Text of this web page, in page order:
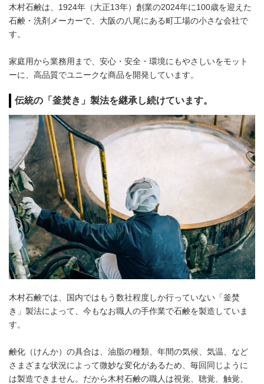
木村石鹸は、1924年（大正13年）創業の2024年に100歳を迎えた
石鹸・洗剤メーカーで、大阪の八尾にある町工場の小さな会社で
す。
家庭用から業務用まで、安心・安全・環境にもやさしいをモット
ーに、高品質でユニークな商品を開発しています。
伝統の「釜焚き」製法を継承し続けています。
木村石鹸では、国内ではもう数社程度しか行っていない「釜焚
き」製法によって、今もなお職人の手作業で石鹸を製造していま
す。
鹸化（けんか）の具合は、油脂の種類、年間の気候、気温、など
さまざまな状況によって微妙な変化があるため、毎回同じように
は製造できません。だから木村石鹸の職人は視覚、聴覚、触覚、